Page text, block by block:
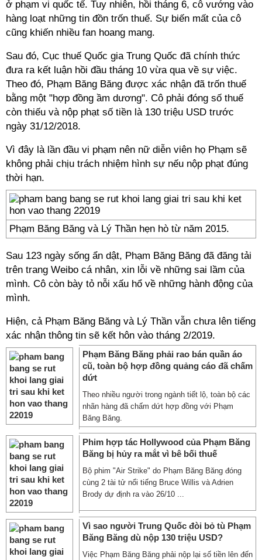
ở phạm vi quốc tế. Tuy nhiên, hồi tháng 6, cô vướng vào
hàng loạt những tin đồn trốn thuế. Sự biến mất của cô
cũng khiến nhiều fan hoang mang.
Sau đó, Cục thuế Quốc gia Trung Quốc đã chính thức
đưa ra kết luận hồi đầu tháng 10 vừa qua về sự việc.
Theo đó, Phạm Băng Băng được xác nhận đã trốn thuế
bằng một "hợp đồng ầm dương". Cô phải đóng số thuế
còn thiếu và nộp phạt số tiền là 130 triệu USD trước
ngày 31/12/2018.
Vì đây là lần đầu vi phạm nên nữ diễn viên họ Phạm sẽ
không phải chịu trách nhiệm hình sự nếu nộp phạt đúng
thời hạn.
Phạm Băng Băng và Lý Thần hẹn hò từ năm 2015.
Sau 123 ngày sống ẩn dật, Phạm Băng Băng đã đăng tải
trên trang Weibo cá nhân, xin lỗi về những sai lầm của
mình. Cô còn bày tỏ nỗi xấu hổ về những hành động của
mình.
Hiện, cả Phạm Băng Băng và Lý Thần vẫn chưa lên tiếng
xác nhận thông tin sẽ kết hôn vào tháng 2/2019.
Phạm Băng Băng phải rao bán quần áo
cũ, toàn bộ hợp đồng quảng cáo đã chấm
dứt
Theo nhiều người trong ngành tiết lộ, toàn bộ các
nhãn hàng đã chấm dứt hợp đồng với Phạm
Băng Băng.
Phim hợp tác Hollywood của Phạm Băng
Băng bị hủy ra mắt vì bê bối thuế
Bộ phim "Air Strike" do Phạm Băng Băng đóng
cùng 2 tài tử nổi tiếng Bruce Willis và Adrien
Brody dự định ra vào 26/10 ...
Vì sao người Trung Quốc đòi bỏ tù Phạm
Băng Băng dù nộp 130 triệu USD?
Việc Phạm Băng Băng phải nộp lại số tiền lên đến